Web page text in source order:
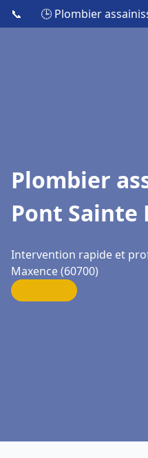
📞 🕒 Plombier
Plombier
Pont Sainte
Intervention rapide et
Maxence (60700)